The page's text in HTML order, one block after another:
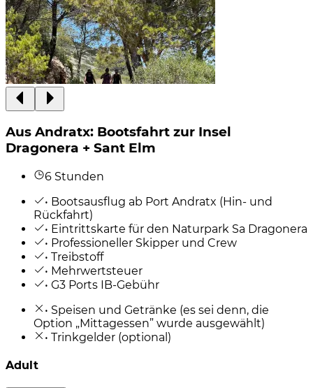
Aus Andratx: Bootsfahrt zur Insel
Dragonera + Sant Elm
6 Stunden
• Bootsausflug ab Port Andratx (Hin- und
Rückfahrt)
• Eintrittskarte für den Naturpark Sa Dragonera
• Professioneller Skipper und Crew
• Treibstoff
• Mehrwertsteuer
• G3 Ports IB-Gebühr
• Speisen und Getränke (es sei denn, die
Option „Mittagessen” wurde ausgewählt)
• Trinkgelder (optional)
Adult